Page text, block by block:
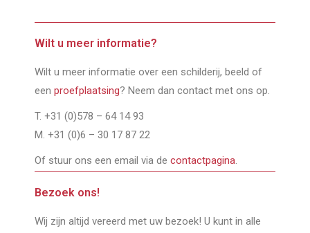
Wilt u meer informatie?
Wilt u meer informatie over een schilderij, beeld of
een proefplaatsing? Neem dan contact met ons op.
T. +31 (0)578 – 64 14 93
M. +31 (0)6 – 30 17 87 22
Of stuur ons een email via de contactpagina.
Bezoek ons!
Wij zijn altijd vereerd met uw bezoek! U kunt in alle